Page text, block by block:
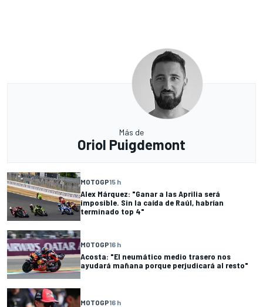
Más de
Oriol Puigdemont
MOTOGP15 h
Alex Márquez: "Ganar a las Aprilia será
imposible. Sin la caída de Raúl, habrían
terminado top 4"
MOTOGP16 h
Acosta: "El neumático medio trasero nos
ayudará mañana porque perjudicará al resto"
MOTOGP16 h